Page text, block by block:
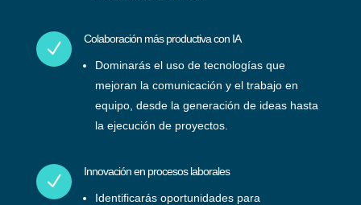
N Colaboración más productiva con IA
Dominarás el uso de tecnologías que
mejoran la comunicación y el trabajo en
equipo, desde la generación de ideas hasta
la ejecución de proyectos.
N Innovación en procesos laborales
Identificarás oportunidades para